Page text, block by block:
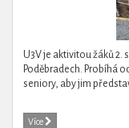
U3V je aktivitou žáků 2.
Poděbradech. Probíhá
seniory, aby jim
Více